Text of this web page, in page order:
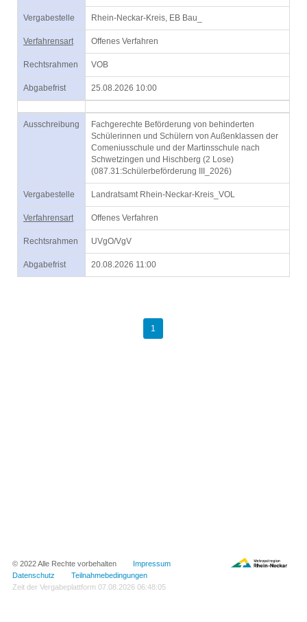
Vergabestelle Rhein-Neckar-Kreis, EB Bau_
Verfahrensart Offenes Verfahren
Rechtsrahmen VOB
Abgabefrist 25.08.2026 10:00
Ausschreibung
Fachgerechte Beförderung von behinderten
Schülerinnen und Schülern von Außenklassen der
Comeniusschule und der Martinsschule nach
Schwetzingen und Hischberg (2 Lose)
(087.31:Schülerbeförderung III_2026)
Vergabestelle Landratsamt Rhein-Neckar-Kreis_VOL
Verfahrensart Offenes Verfahren
Rechtsrahmen UVgO/VgV
Abgabefrist 20.08.2026 11:00
1
© 2022 Alle Rechte vorbehalten Impressum
Datenschutz
Teilnahmebedingungen
Zeit der Vergabeplattform 07.08.2026 06:48:05